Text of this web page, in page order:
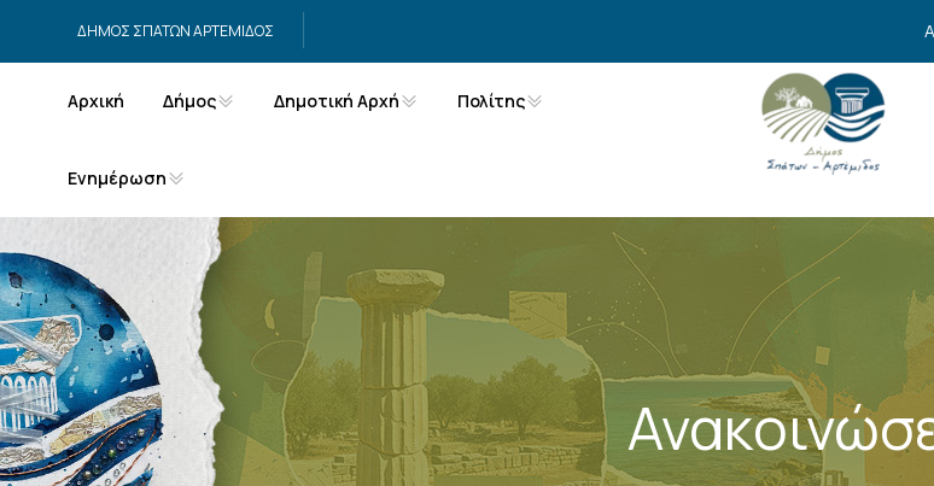
ΔΗΜΟΣ ΣΠΑΤΩΝ ΑΡΤΕΜΙΔΟΣ
Αρχική Δήμος Δημοτική Αρχή Πολίτης
Ενημέρωση